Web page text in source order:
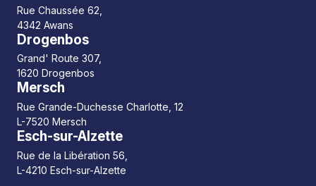
Rue Chaussée 62,
4342 Awans
Drogenbos
Grand' Route 307,
1620 Drogenbos
Mersch
Rue Grande-Duchesse Charlotte, 12
L-7520 Mersch
Esch-sur-Alzette
Rue de la Libération 56,
L-4210 Esch-sur-Alzette